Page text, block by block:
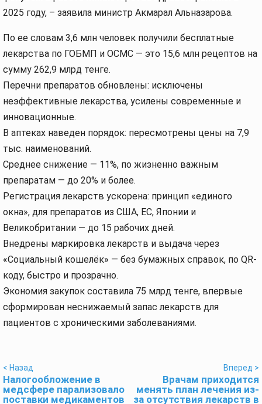
2025 году, – заявила министр Акмарал Альназарова.
По ее словам 3,6 млн человек получили бесплатные
лекарства по ГОБМП и ОСМС — это 15,6 млн рецептов на
сумму 262,9 млрд тенге.
Перечни препаратов обновлены: исключены
неэффективные лекарства, усилены современные и
инновационные.
В аптеках наведен порядок: пересмотрены цены на 7,9
тыс. наименований.
Среднее снижение — 11%, по жизненно важным
препаратам — до 20% и более.
Регистрация лекарств ускорена: принцип «единого
окна», для препаратов из США, ЕС, Японии и
Великобритании — до 15 рабочих дней.
Внедрены маркировка лекарств и выдача через
«Социальный кошелёк» — без бумажных справок, по QR-
коду, быстро и прозрачно.
Экономия закупок составила 75 млрд тенге, впервые
сформирован неснижаемый запас лекарств для
пациентов с хроническими заболеваниями.
< Назад
Налогообложение в
медсфере парализовало
поставки медикаментов
Вперед >
Врачам приходится
менять план лечения из-
за отсутствия лекарств в